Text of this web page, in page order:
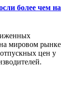
более чем на
мировом рынке
цен у